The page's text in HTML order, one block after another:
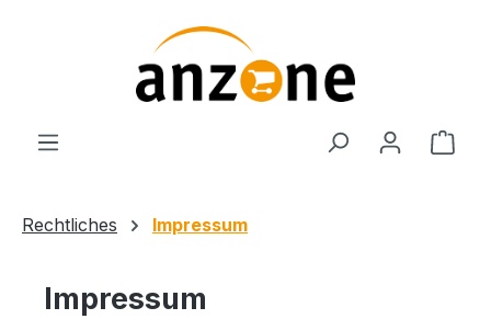
Zum Hauptinhalt springen
Rechtliches Impressum
Impressum